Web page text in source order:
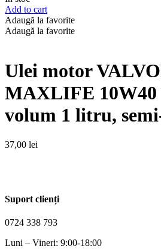
Add to cart
Adaugă la favorite
Adaugă la favorite
Ulei motor
MAXLIFE 10W40
volum 1 litru,
37,00 lei
Suport clienți
0724 338 793
Luni – Vineri: 9:00-18:00